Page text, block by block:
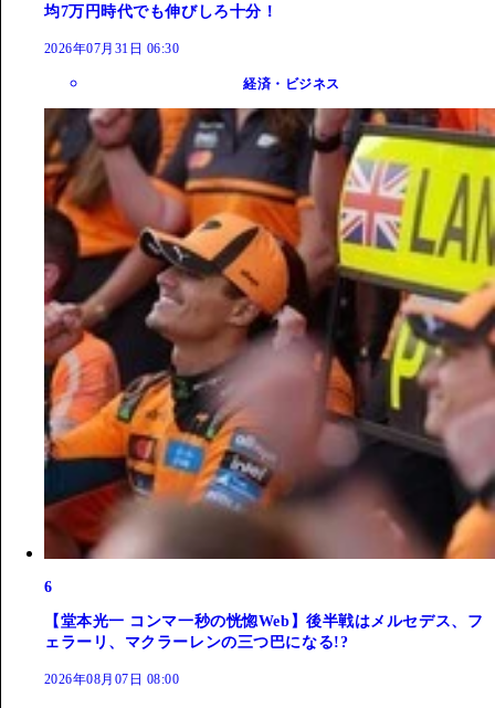
均7万円時代でも伸びしろ十分！
2026年07月31日 06:30
経済・ビジネス
6
【堂本光一 コンマ一秒の恍惚Web】後半戦はメルセデス、フ
ェラーリ、マクラーレンの三つ巴になる!?
2026年08月07日 08:00